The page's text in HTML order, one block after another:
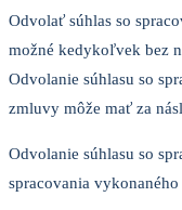
Odvolať súhlas so
možné kedykoľvek bez
Odvolanie súhlasu so
zmluvy môže mať za
Odvolanie súhlasu so
spracovania